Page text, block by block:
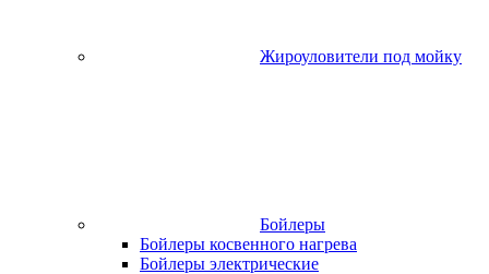
Жироуловители под мойку
Бойлеры
Бойлеры косвенного нагрева
Бойлеры электрические